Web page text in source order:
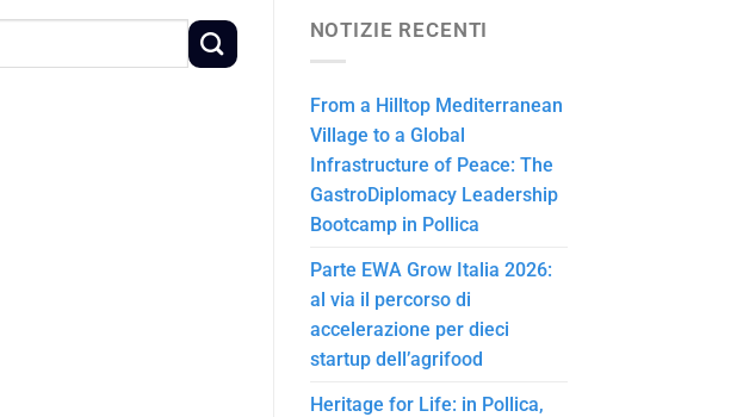
NOTIZIE RECENTI
From a Hilltop Mediterranean
Village to a Global
Infrastructure of Peace: The
GastroDiplomacy Leadership
Bootcamp in Pollica
Parte EWA Grow Italia 2026:
al via il percorso di
accelerazione per dieci
startup dell’agrifood
Heritage for Life: in Pollica,